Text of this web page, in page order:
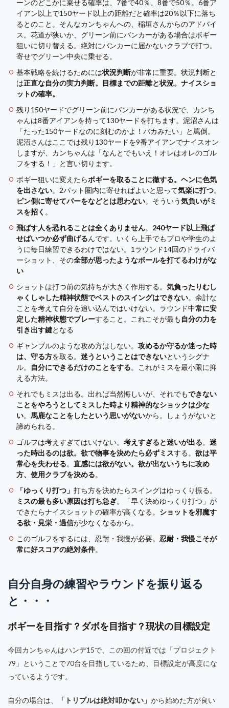
ーンのどこかに乗せる確率は、7番で40％、8番で50％。6番ア
イアン以上で150ヤード以上の距離だと確率は20％以下に落ち
るとのこと。そんなカンちゃんへの、稲垣さんからのアドバイ
ス。花道が狭いか、グリーン前にバンカーがある場合はボギー
狙いに切り替える。絶対にバンカーに届かないクラブで打つ。
寄せでグリーン中央に乗せる。
基本戦略を続けるためには状況判断が非常に重要。状況判断と
は正直な自分の実力判断。目標までの距離と状況。ナイスショ
ットの確率。
残り150ヤードでグリーン前にバンカーがある状況で、カンち
ゃんは8番アイアンを持って130ヤードを打ちます。泥沼さんは
「たった150ヤードなのに刻むのかよ！バカみたい」と罵倒。
泥沼さんはここでは残り130ヤードを9番アイアンでナイスオン
しますが、カンちゃんは「なんとでもいえ！オレはオレのゴル
フをする！」と言い切ります。
ボギー狙いに変えたらボギーを取ることに徹する。ヘンに色気
を出さない。2パット圏内に寄せればよいと思って気楽に打つ。
ピン側に寄せてパーをなどとは思わない。そういう気負いがミ
スを招く 。
飛ばす人を恐れることは全くありません。 240ヤード以上飛ば
せばいつか必ず曲げるんです。いくら上手でもプロや学生のよ
うに毎日練習できるわけではない。1ラウンド14回のドライバ
ーショット、その全部が思ったようなボールを打てるわけがな
い
ショットは打つ前の気持ちが大きく作用する。 気負ったりむし
ゃくしゃした精神状態でベストのスイングはできない。余計な
ことを考えて自分を追い込んではいけない。ラウンド中常に安
定した精神状態でプレーすること。これこそが最も 自分の力を
引き出す鍵となる
ギャンブルのような攻め方はしない。 攻めるか守るか迷った時
は、守る方を取る。 迷うということはできないというシグナ
ル。
自分にできるだけのことをする。これがミスを最小限に抑
える方法。
それでもミスは出る。出れば当然悔しいが、それでもできない
ことをやろうとしてミスした時より精神的なショックは少な
い。 馬鹿なことをしたという思いがないから。しょうがないと
諦められる。
ゴルフは考えすぎてはいけない。 考えすぎると迷いが出る。 迷
った時出るのは欲。欲で物事を決めたら必ずミスする。 欲は平
常心を失わせる。 直感には欲がない。欲が出ないうちに攻め
方、使用クラブを決める。
「ゆっくり打つ」 打ち方を決めたらスイングはゆっくり振る。
ミスの最も多い原因は打ち急ぎ。「早く決めゆっくり打つ」が
できたらナイスショットの確率が高くなる。 ショットを邪魔す
る欲・見栄・過信が少なくなるから。
このゴルフをするには、忍耐・我慢が必要。 忍耐・我慢こそが
常に好スコアの絶対条件。
自分自身の練習やラウンドを振り返る
と・・・
ボギーを目指す？ダボを目指す？現状の目標設定
今回カンちゃんはハンデ15で、この回の付近では「プロジェクト
79」ということで70台を目指しているため、目標設定が高度にな
っているようです。
自分の場合は、 「トリプルは絶対叩かない」 から始めた方が良い